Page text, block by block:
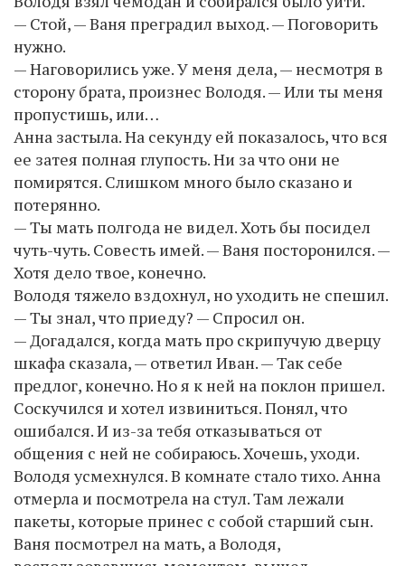
— Стой, — Ваня преградил выход. — Поговорить
нужно.
— Наговорились уже. У меня дела, — несмотря в
сторону брата, произнес Володя. — Или ты меня
пропустишь, или…
Анна застыла. На секунду ей показалось, что вся
ее затея полная глупость. Ни за что они не
помирятся. Слишком много было сказано и
потерянно.
— Ты мать полгода не видел. Хоть бы посидел
чуть-чуть. Совесть имей. — Ваня посторонился. —
Хотя дело твое, конечно.
Володя тяжело вздохнул, но уходить не спешил.
— Ты знал, что приеду? — Спросил он.
— Догадался, когда мать про скрипучую дверцу
шкафа сказала, — ответил Иван. — Так себе
предлог, конечно. Но я к ней на поклон пришел.
Соскучился и хотел извиниться. Понял, что
ошибался. И из-за тебя отказываться от
общения с ней не собираюсь. Хочешь, уходи.
Володя усмехнулся. В комнате стало тихо. Анна
отмерла и посмотрела на стул. Там лежали
пакеты, которые принес с собой старший сын.
Ваня посмотрел на мать, а Володя,